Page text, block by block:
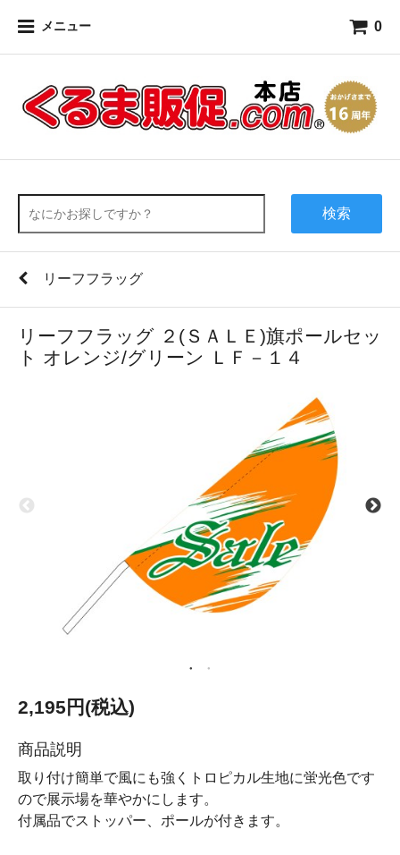
メニュー 0
検索
リーフフラッグ
リーフフラッグ ２(ＳＡＬＥ)旗ポールセッ
ト オレンジ/グリーン ＬＦ－１４
2,195円(税込)
商品説明
取り付け簡単で風にも強くトロピカル生地に蛍光色です
ので展示場を華やかにします。
付属品でストッパー、ポールが付きます。